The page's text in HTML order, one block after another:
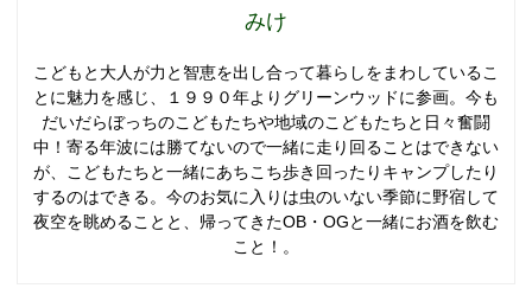
みけ
こどもと大人が力と智恵を出し合って暮らしをまわしているこ
とに魅力を感じ、１９９０年よりグリーンウッドに参画。今も
だいだらぼっちのこどもたちや地域のこどもたちと日々奮闘
中！寄る年波には勝てないので一緒に走り回ることはできない
が、こどもたちと一緒にあちこち歩き回ったりキャンプしたり
するのはできる。今のお気に入りは虫のいない季節に野宿して
夜空を眺めることと、帰ってきたOB・OGと一緒にお酒を飲む
こと！。